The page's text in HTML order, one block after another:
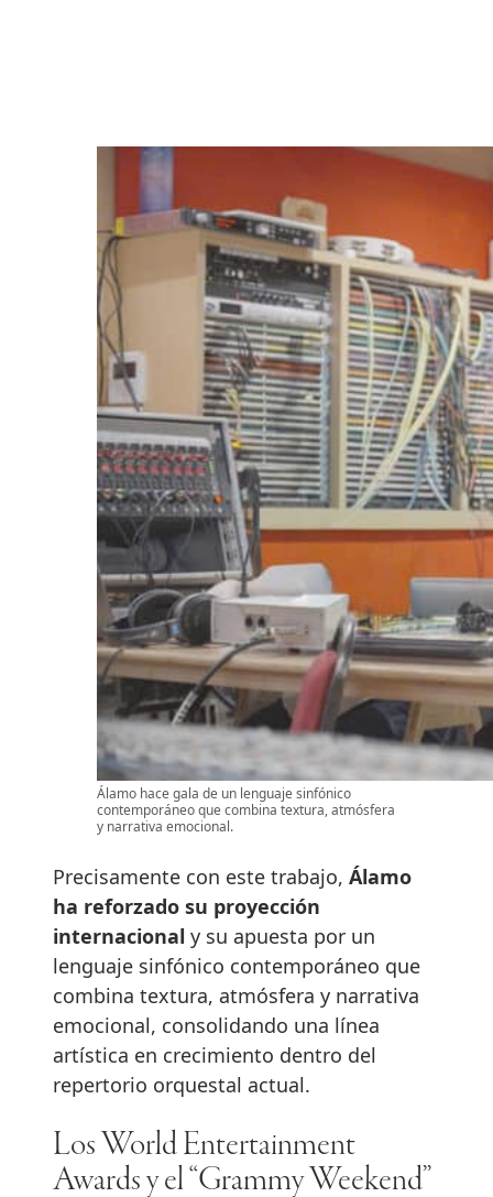
Álamo hace gala de un lenguaje sinfónico
contemporáneo que combina textura, atmósfera
y narrativa emocional.
Precisamente con este trabajo, Álamo
ha reforzado su proyección
internacional y su apuesta por un
lenguaje sinfónico contemporáneo que
combina textura, atmósfera y narrativa
emocional, consolidando una línea
artística en crecimiento dentro del
repertorio orquestal actual.
Los World Entertainment
Awards y el “Grammy Weekend”